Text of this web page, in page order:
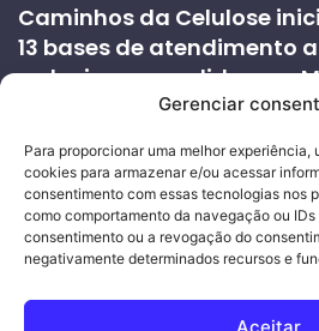
Gerenciar
Para proporcionar uma melhor experiência,
cookies para armazenar e/ou acessar
consentimento com essas tecnologias nos
como comportamento da navegação ou
consentimento ou a revogação do
negativamente determinados recursos e
Aceitar
Caminhos da Celulose
13 bases de atendimento
rodovias concedidas em
Página
anterior
Ouro Empresas-